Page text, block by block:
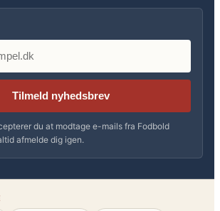
Tilmeld nyhedsbrev
du at modtage e-mails fra Fodbold
afmelde dig igen.